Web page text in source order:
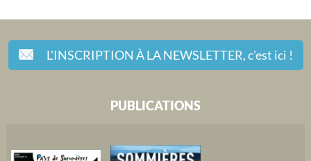
L'INSCRIPTION À LA NEWSLETTER,c'est ici !
PUBLICATIONS